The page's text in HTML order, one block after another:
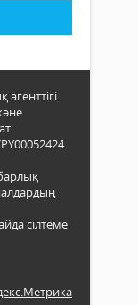
сілтеме